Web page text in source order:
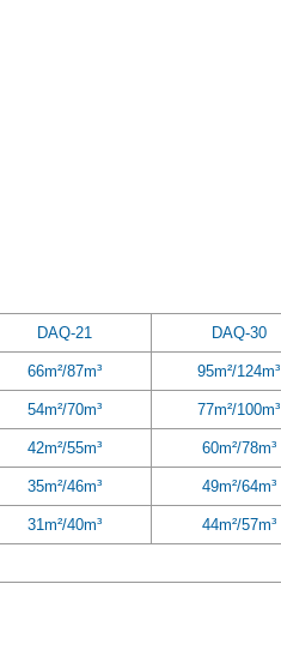
DAQ-21 DAQ-30
66m²/87m³ 95m²/124m³
54m²/70m³ 77m²/100m³
42m²/55m³ 60m²/78m³
35m²/46m³ 49m²/64m³
31m²/40m³ 44m²/57m³